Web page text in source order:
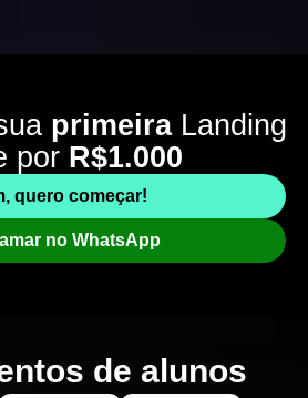
primeira Landing
por R$1.000
quero começar!
no WhatsApp
de alunos